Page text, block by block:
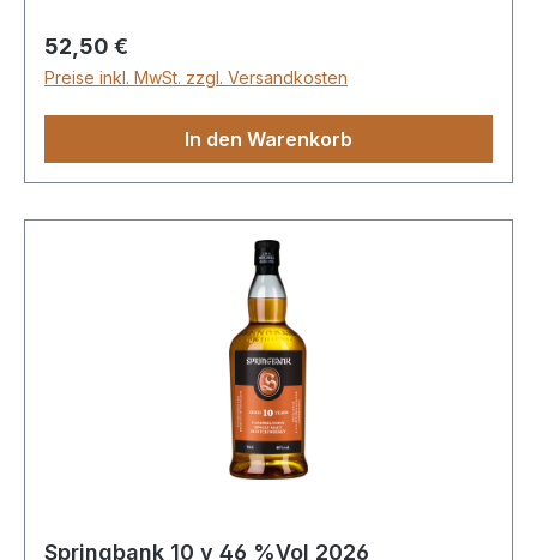
Kirsche, herbe Marmelade und Karamell-Nuss-
Praline.Nachklang: Lang und wärmend mit
würziger Brombeermarmelade und sanften
Grillkohlenoten.Abgefüllt in Natural Cask
Strength, in natürlicher Farbgebung und unter
Verzicht auf Kühlfiltrierung.
Regulärer Preis:
52,50 €
Preise inkl. MwSt. zzgl. Versandkosten
In den Warenkorb
Springbank 10 y 46 %Vol 2026